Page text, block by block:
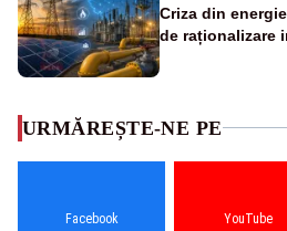
Criza din
de raționalizare
URMĂREȘTE-NE PE
Facebook YouTube